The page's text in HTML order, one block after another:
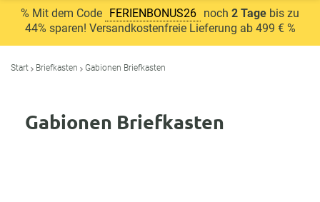
% Mit dem Code FERIENBONUS26 noch 2 Tage bis zu
44% sparen! Versandkostenfreie Lieferung ab 499 € %
Start Briefkasten Gabionen Briefkasten
Gabionen Briefkasten